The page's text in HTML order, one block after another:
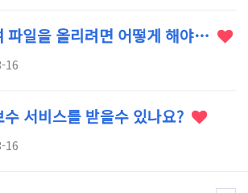
파일을 올리려면 어떻게 해야…
16
서비스를 받을수 있나요?
16